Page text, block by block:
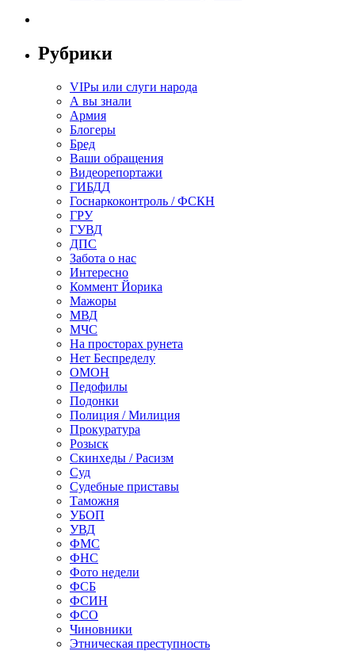
Рубрики
VIPы или слуги народа
А вы знали
Армия
Блогеры
Бред
Ваши обращения
Видеорепортажи
ГИБДД
Госнаркоконтроль / ФСКН
ГРУ
ГУВД
ДПС
Забота о нас
Интересно
Коммент Йорика
Мажоры
МВД
МЧС
На просторах рунета
Нет Беспределу
ОМОН
Педофилы
Подонки
Полиция / Милиция
Прокуратура
Розыск
Скинхеды / Расизм
Суд
Судебные приставы
Таможня
УБОП
УВД
ФМС
ФНС
Фото недели
ФСБ
ФСИН
ФСО
Чиновники
Этническая преступность